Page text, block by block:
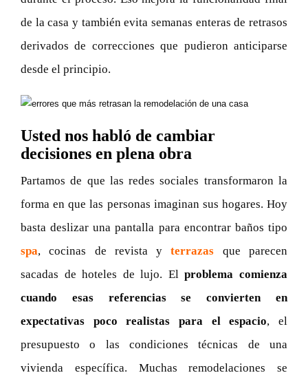
de la casa y también evita semanas enteras de retrasos
derivados de correcciones que pudieron anticiparse
desde el principio.
Usted nos habló de cambiar
decisiones en plena obra
Partamos de que las redes sociales transformaron la
forma en que las personas imaginan sus hogares. Hoy
basta deslizar una pantalla para encontrar baños tipo
spa, cocinas de revista yterrazas
que parecen
sacadas de hoteles de lujo. Elproblema comienza
cuando esas referencias se convierten en
expectativas poco realistas para el espacio, el
presupuesto o las condiciones técnicas de una
vivienda específica. Muchas remodelaciones se